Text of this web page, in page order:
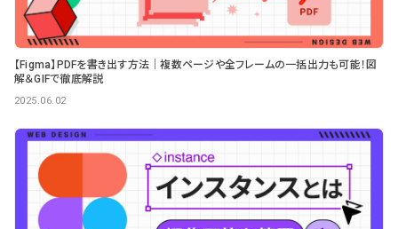
【Figma】PDFを書き出す方法｜複数ページや全フレームの一括出力も可能！図
解＆GIFで徹底解説
2025.06.02